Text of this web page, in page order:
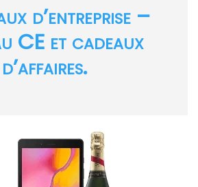
d’entreprise –
CE et cadeaux
d’affaires.